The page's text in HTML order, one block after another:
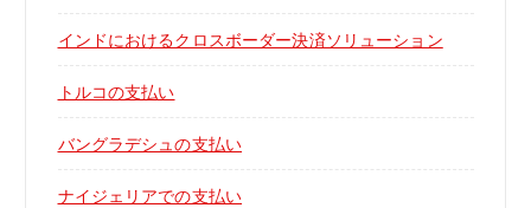
インドにおけるクロスボーダー決済ソリューション
トルコの支払い
バングラデシュの支払い
ナイジェリアでの支払い